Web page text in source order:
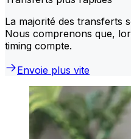
La majorité des transferts
Nous comprenons que,
timing compte.
Envoie plus vite